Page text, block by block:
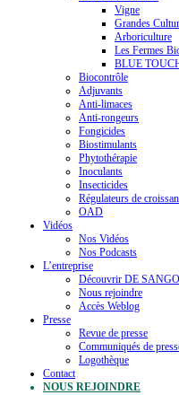
Vigne
Grandes
Arboriculture
Les Fermes
BLUE
Biocontrôle
Adjuvants
Anti-limaces
Anti-rongeurs
Fongicides
Biostimulants
Phytothérapie
Inoculants
Insecticides
Régulateurs de
OAD
Vidéos
Nos Vidéos
Nos Podcasts
L’entreprise
Découvrir DE
Nous rejoindre
Accès Weblog
Presse
Revue de presse
Communiqués de
Logothèque
Contact
NOUS REJOINDRE